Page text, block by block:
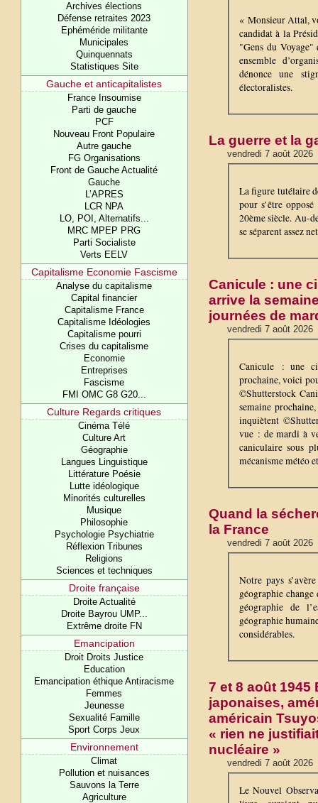
Archives élections
Défense retraites 2023
Ephéméride militante
Municipales
Quinquennats
Statistiques Site
Gauche et anticapitalistes
France Insoumise
Parti de gauche
PCF
Nouveau Front Populaire
Autre gauche
FG Organisations
Front de Gauche Actualité
Gauche
L’APRES
LCR NPA
LO, POI, Alternatifs...
MRC MPEP PRG
Parti Socialiste
Verts EELV
Capitalisme Economie Fascisme
Analyse du capitalisme
Capital financier
Capitalisme France
Capitalisme Idéologies
Capitalisme pourri
Crises du capitalisme
Economie
Entreprises
Fascisme
FMI OMC G8 G20...
Culture Regards critiques
Cinéma Télé
Culture Art
Géographie
Langues Linguistique
Littérature Poésie
Lutte idéologique
Minorités culturelles
Musique
Philosophie
Psychologie Psychiatrie
Réflexion Tribunes
Religions
Sciences et techniques
Droite française
Droite Actualité
Droite Bayrou UMP...
Extrême droite FN
Emancipation
Droit Droits Justice
Education
Emancipation éthique Antiracisme
Femmes
Jeunesse
Sexualité Famille
Sport Corps Jeux
Environnement
Climat
Pollution et nuisances
Sauvons la Terre
Agriculture
« Monsieur Attal,
candidat à la
"Gens du
ensemble
dénonce une
électoralistes.
La guerre et la
vendredi 7 août 2026
La figure tutélaire
pour s’être
20ème siècle. Au-
se séparent assez
Canicule : une
arrive la
journées de
vendredi 7 août 2026
Canicule : une
prochaine, voici
©Shutterstock
semaine
inquiètent
vue : de mardi à
caniculaire sous
mécanisme météo
Quand la
la France
vendredi 7 août 2026
Notre pays
géographie
géographie de
géographie
considérables.
7 et 8 août
japonaises,
américain
« rien ne
nucléaire »
vendredi 7 août 2026
Le Nouvel